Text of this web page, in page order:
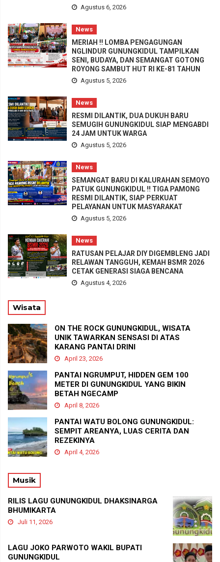
Agustus 6, 2026
News
MERIAH !! LOMBA PENGAGUNGAN
NGLINDUR GUNUNGKIDUL TAMPILKAN
SENI, BUDAYA, DAN SEMANGAT GOTONG
ROYONG SAMBUT HUT RI KE-81 TAHUN
Agustus 5, 2026
News
RESMI DILANTIK, DUA DUKUH BARU
SEMUGIH GUNUNGKIDUL SIAP MENGABDI
24 JAM UNTUK WARGA
Agustus 5, 2026
News
SEMANGAT BARU DI KALURAHAN SEMOYO
PATUK GUNUNGKIDUL !! TIGA PAMONG
RESMI DILANTIK, SIAP PERKUAT
PELAYANAN UNTUK MASYARAKAT
Agustus 5, 2026
News
RATUSAN PELAJAR DIY DIGEMBLENG JADI
RELAWAN TANGGUH, KEMAH BSMR 2026
CETAK GENERASI SIAGA BENCANA
Agustus 4, 2026
Wisata
ON THE ROCK GUNUNGKIDUL, WISATA
UNIK TAWARKAN SENSASI DI ATAS
KARANG PANTAI DRINI
April 23, 2026
PANTAI NGRUMPUT, HIDDEN GEM 100
METER DI GUNUNGKIDUL YANG BIKIN
BETAH NGECAMP
April 8, 2026
PANTAI WATU BOLONG GUNUNGKIDUL:
SEMPIT AREANYA, LUAS CERITA DAN
REZEKINYA
April 4, 2026
Musik
RILIS LAGU GUNUNGKIDUL DHAKSINARGA
BHUMIKARTA
Juli 11, 2026
LAGU JOKO PARWOTO WAKIL BUPATI
GUNUNGKIDUL